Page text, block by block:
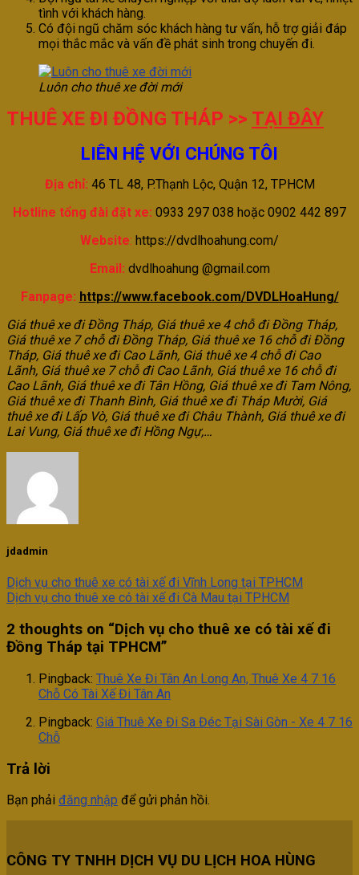
tình với khách hàng.
Có đội ngũ chăm sóc khách hàng tư vấn, hỗ trợ giải đáp
mọi thắc mắc và vấn đề phát sinh trong chuyến đi.
Luôn cho thuê xe đời mới
THUÊ XE ĐI ĐỒNG THÁP >> TẠI ĐÂY
LIÊN HỆ VỚI CHÚNG TÔI
Địa chỉ: 46 TL 48, P.Thạnh Lộc, Quận 12, TPHCM
Hotline tổng đài đặt xe: 0933 297 038 hoặc 0902 442 897
Website: https://dvdlhoahung.com/
Email: dvdlhoahung @gmail.com
Fanpage: https://www.facebook.com/DVDLHoaHung/
Giá thuê xe đi Đồng Tháp, Giá thuê xe 4 chỗ đi Đồng Tháp,
Giá thuê xe 7 chỗ đi Đồng Tháp, Giá thuê xe 16 chỗ đi Đồng
Tháp, Giá thuê xe đi Cao Lãnh, Giá thuê xe 4 chỗ đi Cao
Lãnh, Giá thuê xe 7 chỗ đi Cao Lãnh, Giá thuê xe 16 chỗ đi
Cao Lãnh, Giá thuê xe đi Tân Hồng, Giá thuê xe đi Tam Nông,
Giá thuê xe đi Thanh Bình, Giá thuê xe đi Tháp Mười, Giá
thuê xe đi Lấp Vò, Giá thuê xe đi Châu Thành, Giá thuê xe đi
Lai Vung, Giá thuê xe đi Hồng Ngự,…
jdadmin
Dịch vụ cho thuê xe có tài xế đi Vĩnh Long tại TPHCM
Dịch vụ cho thuê xe có tài xế đi Cà Mau tại TPHCM
2 thoughts on “Dịch vụ cho thuê xe có tài xế đi
Đồng Tháp tại TPHCM”
Pingback: Thuê Xe Đi Tân An Long An, Thuê Xe 4 7 16
Chỗ Có Tài Xế Đi Tân An
Pingback: Giá Thuê Xe Đi Sa Đéc Tại Sài Gòn - Xe 4 7 16
Chỗ
Trả lời
Bạn phải đăng nhập để gửi phản hồi.
CÔNG TY TNHH DỊCH VỤ DU LỊCH HOA HÙNG